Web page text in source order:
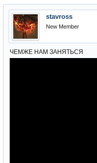
stavross
New Member
ЧЕМЖЕ НАМ ЗАНЯТЬСЯ